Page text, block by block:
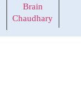
Brain
Chaudhary